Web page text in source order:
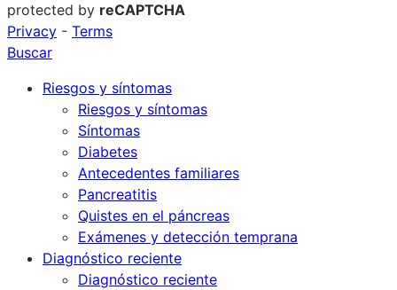
protected by reCAPTCHA
Privacy - Terms
Buscar
Riesgos y síntomas
Riesgos y síntomas
Síntomas
Diabetes
Antecedentes familiares
Pancreatitis
Quistes en el páncreas
Exámenes y detección temprana
Diagnóstico reciente
Diagnóstico reciente